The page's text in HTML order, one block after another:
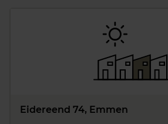
Eidereend 74, Emmen